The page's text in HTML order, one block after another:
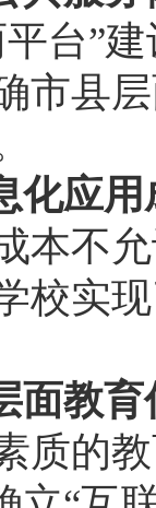
台”
市县
化应
本不
校实
面教
质的